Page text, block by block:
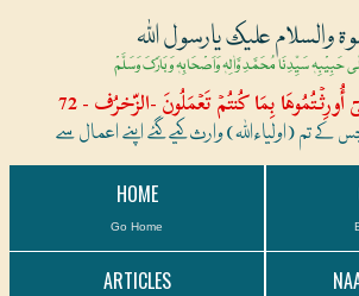
والسلام علیک یارسول اللہ
حَبِیْبِہٖ سَیِّدِنَا مُحَمَّدِ وَّاٰلِہٖ وَاَصْحَابِہٖ وَبَارَکَ وَسَلَّمْ
بِمَا كُنتُمۡ تَعۡمَلُونَ -الزّخرُف - 72
تم (اولیاءاللہ) وارث کیے گئے اپنے اعمال سے
HOME
Go Home
ARTICLES